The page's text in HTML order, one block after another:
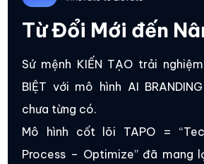
Từ Đổi Mới đến
Sứ mệnh KIẾN TẠO trải
BIỆT với mô hình AI BRANDING
chưa từng có.
Mô hình cốt lõi TAPO =
Process – Optimize” đã mang